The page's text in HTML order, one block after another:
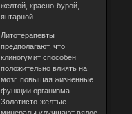
желтой, красно-бурой,
янтарной.
Литотерапевты
предполагают, что
клиногумит способен
положительно влиять на
мозг, повышая жизненные
функции организма.
Золотисто-желтые